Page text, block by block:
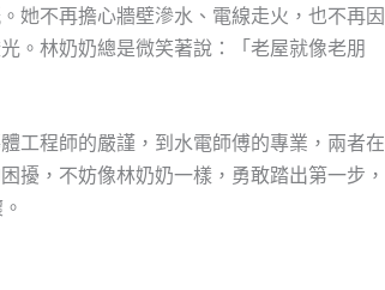
她不再擔心牆壁滲水、電線走火，也不再因
。林奶奶總是微笑著說：「老屋就像老朋
工程師的嚴謹，到水電師傅的專業，兩者在
擾，不妨像林奶奶一樣，勇敢踏出第一步，